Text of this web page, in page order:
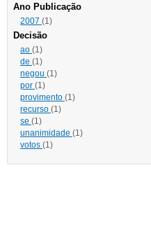
Ano Publicação
2007 (1)
Decisão
ao (1)
de (1)
negou (1)
por (1)
provimento (1)
recurso (1)
se (1)
unanimidade (1)
votos (1)